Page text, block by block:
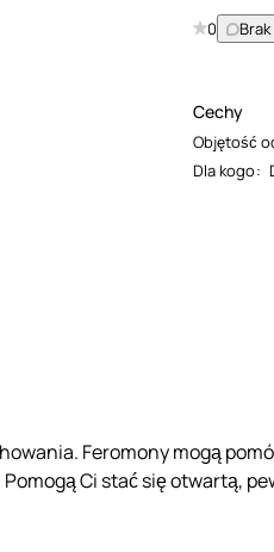
0
Cechy
Objętość
Dla kogo:
Feromony mogą
Ci stać się otwartą,